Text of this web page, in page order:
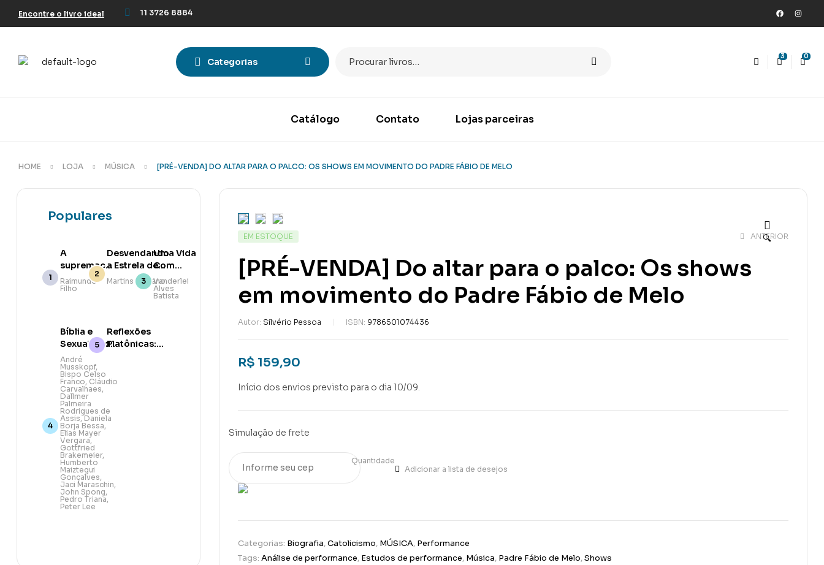
Encontre o livro ideal 11 3726 8884
Categorias
3 0
Catálogo Contato Lojas parceiras
HOME LOJA MÚSICA [PRÉ-VENDA] DO ALTAR PARA O PALCO: OS SHOWS EM MOVIMENTO DO PADRE FÁBIO DE MELO
🔍
EM ESTOQUE ANTERIOR
R$ 71,00
[PRÉ-VENDA] Do altar para o palco: Os shows
em movimento do Padre Fábio de Melo
Autor: Silvério Pessoa ISBN: 9786501074436
R$ 159,90
Início dos envios previsto para o dia 10/09.
Simulação de frete
Quantidade
Adicionar a lista de desejos
Categorias: Biografia,Catolicismo, MÚSICA, Performance
Tags: Análise de performance, Estudos de performance, Música, Padre Fábio de Melo,Shows
Populares
A
supremacia
das
escrituras
Raimundo
Filho
Desvendando
a Estrela de
Belém e a
Data do
Nascimento
Martins Giuliano
Uma Vida
Com
Promessa
Vanderlei
Alves
Batista
Bíblia e
Sexualidade:
Abordagem
teológica,
pastoral e
bíblica
André
Musskopf,
Bispo Celso
Franco, Cláudio
Carvalhaes,
Dallmer
Palmeira
Rodrigues de
Assis,Daniela
Borja Bessa,
Elias Mayer
Vergara,
Gottfried
Brakemeier,
Humberto
Maiztegui
Gonçalves,
Jaci Maraschin,
John Spong,
Pedro Triana,
Peter Lee
Reflexões
Platônicas:
cristão